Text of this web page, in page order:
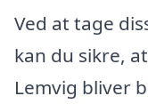
Ved at tage
kan du sikre,
Lemvig bliver